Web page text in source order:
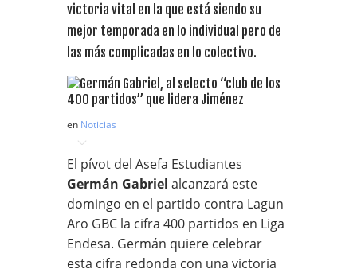
victoria vital en la que está siendo su
mejor temporada en lo individual pero de
las más complicadas en lo colectivo.
en Noticias
El pívot del Asefa Estudiantes
Germán Gabriel alcanzará este
domingo en el partido contra Lagun
Aro GBC la cifra 400 partidos en Liga
Endesa. Germán quiere celebrar
esta cifra redonda con una victoria